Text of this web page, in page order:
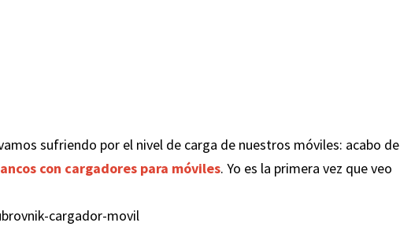
sufriendo por el nivel de carga de nuestros móviles: acabo de
con cargadores para móviles. Yo es la primera vez que veo